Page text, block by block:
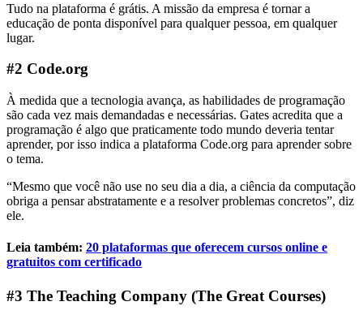
Tudo na plataforma é grátis. A missão da empresa é tornar a
educação de ponta disponível para qualquer pessoa, em qualquer
lugar.
#2 Code.org
À medida que a tecnologia avança, as habilidades de programação
são cada vez mais demandadas e necessárias. Gates acredita que a
programação é algo que praticamente todo mundo deveria tentar
aprender, por isso indica a plataforma Code.org para aprender sobre
o tema.
“Mesmo que você não use no seu dia a dia, a ciência da computação
obriga a pensar abstratamente e a resolver problemas concretos”, diz
ele.
Leia também: 20 plataformas que oferecem cursos online e
gratuitos com certificado
#3 The Teaching Company (The Great Courses)